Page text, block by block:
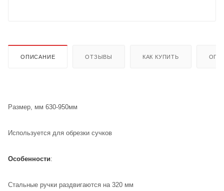
ОПИСАНИЕ ОТЗЫВЫ КАК КУПИТЬ
Размер, мм 630-950мм
Используется для обрезки сучков
Особенности:
Стальные ручки раздвигаются на 320 мм